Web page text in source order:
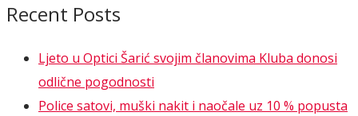
Recent Posts
Ljeto u Optici Šarić svojim članovima Kluba donosi
odlične pogodnosti
Police satovi, muški nakit i naočale uz 10 % popusta